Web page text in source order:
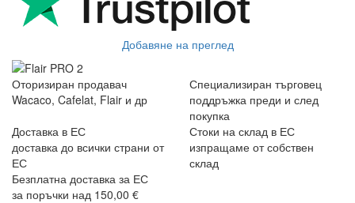
Добавяне на преглед
Оторизиран продавач
Wacaco, Cafelat, Flair и др
Специализиран търговец
поддръжка преди и след
покупка
Доставка в ЕС
доставка до всички страни от
ЕС
Стоки на склад в ЕС
изпращаме от собствен
склад
Безплатна доставка за ЕС
за поръчки над 150,00 €